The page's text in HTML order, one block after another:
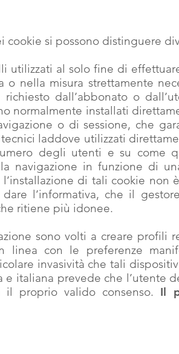
cookie si possono distinguere
utilizzati al solo fine di
nella misura strettamente
dall’abbonato o
normalmente installati
o di sessione, che
laddove utilizzati
degli utenti e su come
navigazione in funzione di
di tali cookie
l’informativa, che il
ritiene più idonee.
sono volti a creare profili
con le preferenze
invasività che tali
italiana prevede che l’utente
il proprio valido consenso. Il